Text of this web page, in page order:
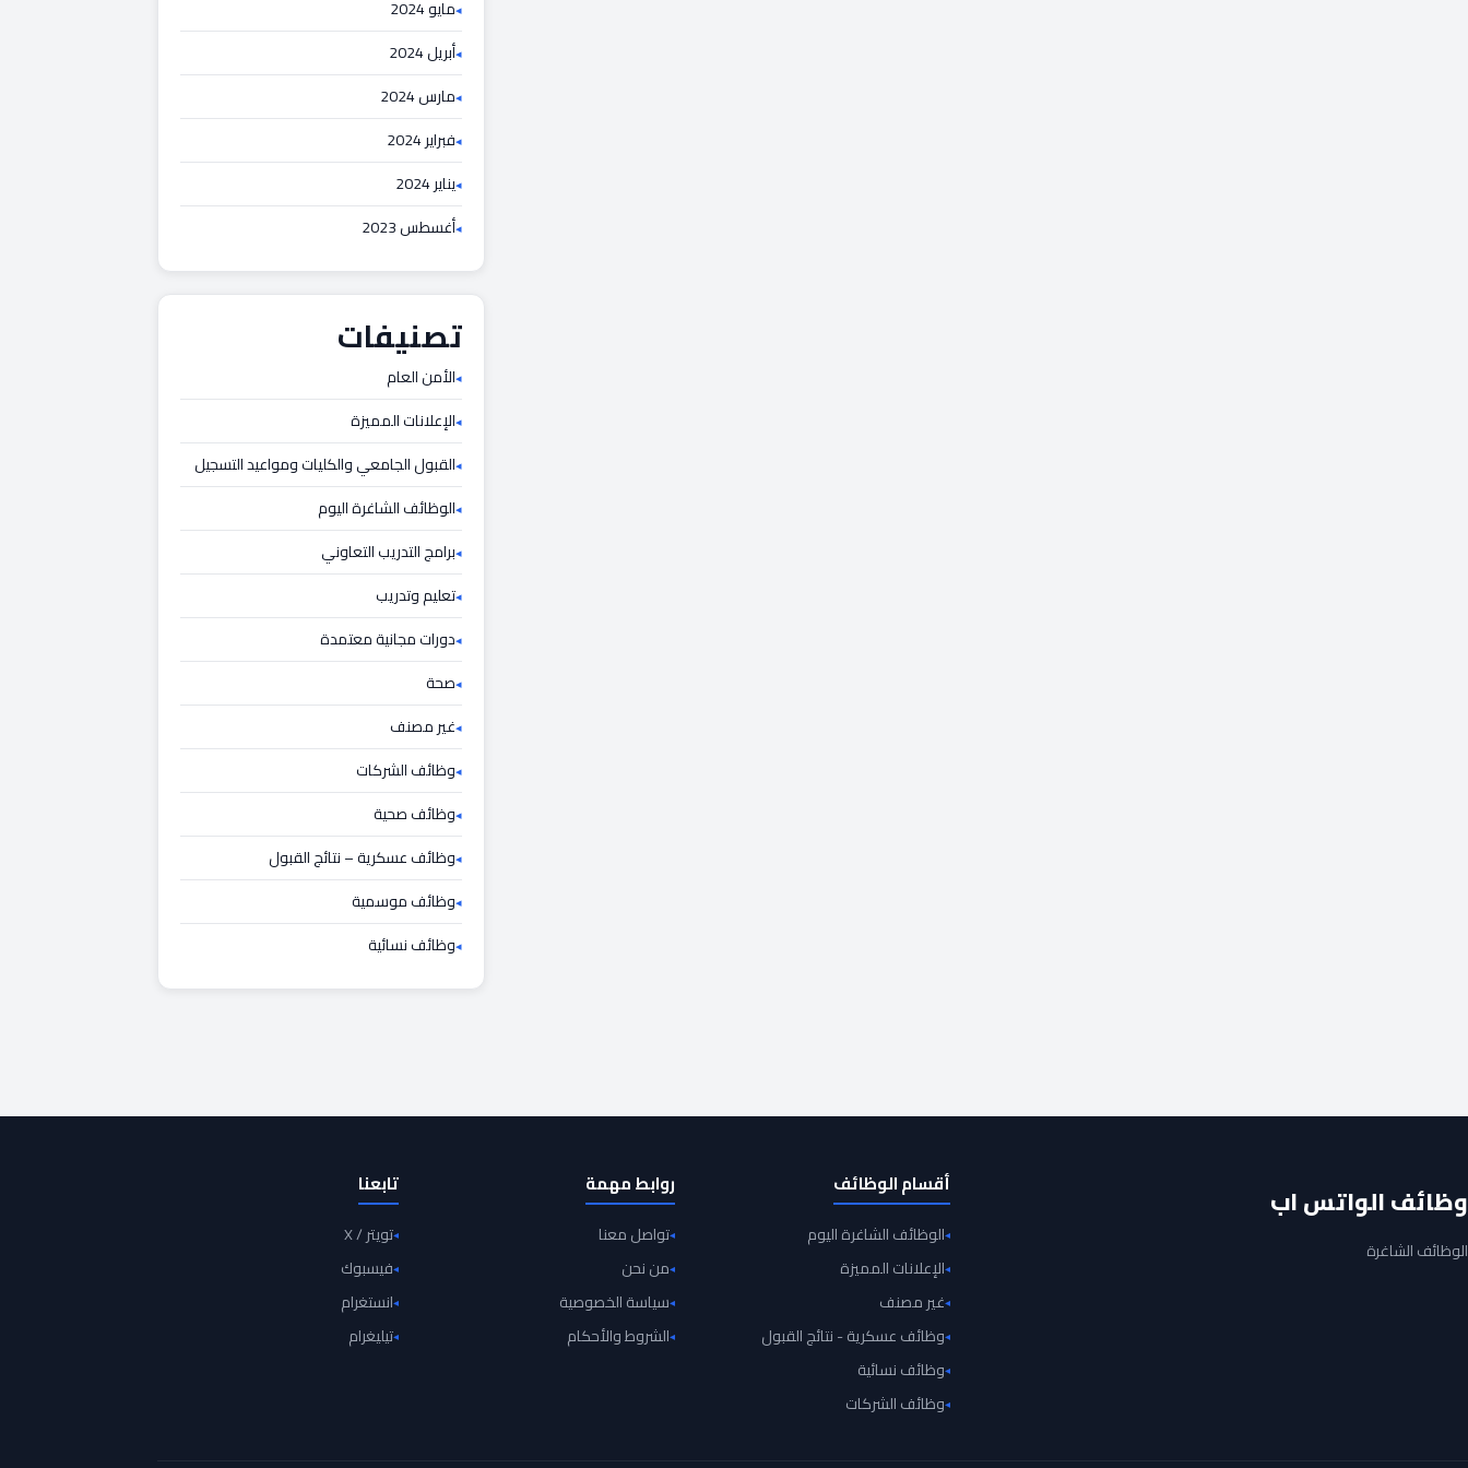
مايو 2024
أبريل 2024
مارس 2024
فبراير 2024
يناير 2024
أغسطس 2023
تصنيفات
الأمن العام
الإعلانات المميزة
القبول الجامعي والكليات ومواعيد التسجيل
الوظائف الشاغرة اليوم
برامج التدريب التعاوني
تعليم وتدريب
دورات مجانية معتمدة
صحة
غير مصنف
وظائف الشركات
وظائف صحية
وظائف عسكرية – نتائج القبول
وظائف موسمية
وظائف نسائية
وظائف الواتس اب
الوظائف الشاغرة
أقسام الوظائف
الوظائف الشاغرة اليوم
الإعلانات المميزة
غير مصنف
وظائف عسكرية - نتائج القبول
وظائف نسائية
وظائف الشركات
روابط مهمة
تواصل معنا
من نحن
سياسة الخصوصية
الشروط والأحكام
تابعنا
تويتر / X
فيسبوك
انستغرام
تيليغرام